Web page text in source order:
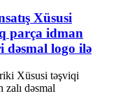
Xüsusi
parça idman
dəsmal logo ilə